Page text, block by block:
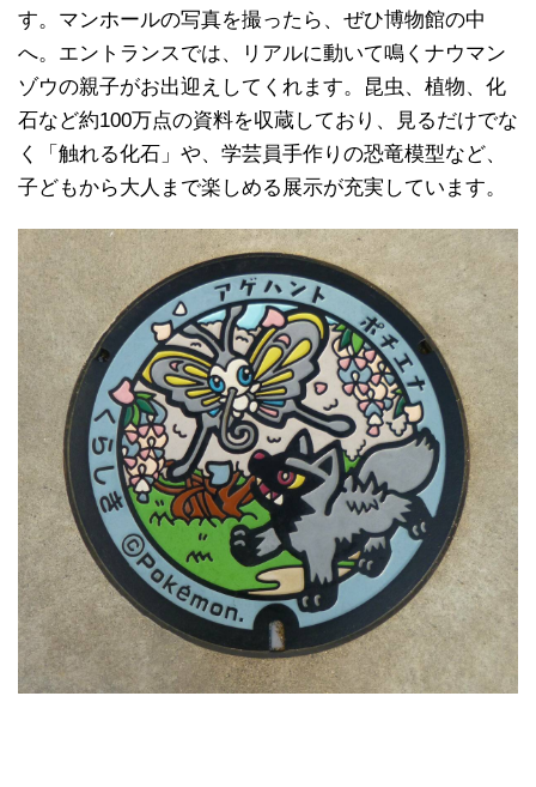
す。マンホールの写真を撮ったら、ぜひ博物館の中
へ。エントランスでは、リアルに動いて鳴くナウマン
ゾウの親子がお出迎えしてくれます。昆虫、植物、化
石など約100万点の資料を収蔵しており、見るだけでな
く「触れる化石」や、学芸員手作りの恐竜模型など、
子どもから大人まで楽しめる展示が充実しています。